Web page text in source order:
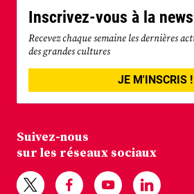
Inscrivez-vous à la
Recevez chaque semaine les dernières
des grandes cultures
JE M'INSCRIS !
Suivez-nous
sur les réseaux sociaux